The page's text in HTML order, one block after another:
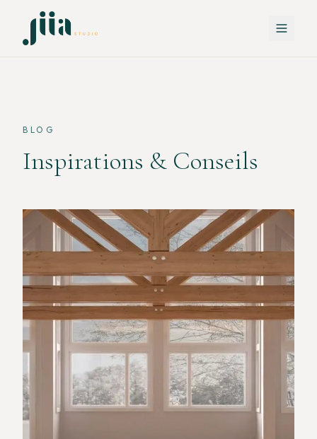
BLOG
Inspirations & Conseils